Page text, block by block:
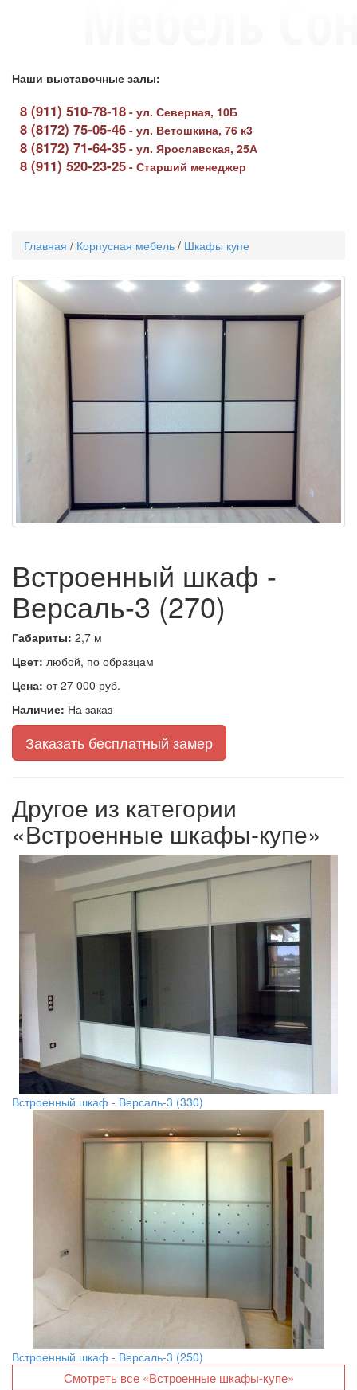
Наши выставочные залы:
8 (911) 510-78-18 - ул. Северная, 10Б
8 (8172) 75-05-46 - ул. Ветошкина, 76 к3
8 (8172) 71-64-35 - ул. Ярославская, 25А
8 (911) 520-23-25 - Старший менеджер
Главная / Корпусная мебель / Шкафы купе
Встроенный шкаф -
Версаль-3 (270)
Габариты: 2,7 м
Цвет: любой, по образцам
Цена: от 27 000 руб.
Наличие: На заказ
Заказать бесплатный замер
Другое из категории
«Встроенные шкафы-купе»
Встроенный шкаф - Версаль-3 (330)
Встроенный шкаф - Версаль-3 (250)
Смотреть все «Встроенные шкафы-купе»